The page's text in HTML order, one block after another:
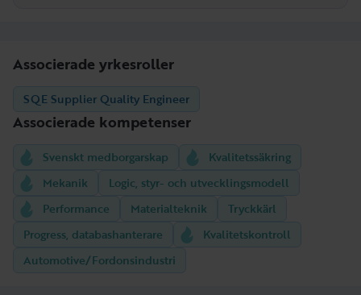
Associerade yrkesroller
SQE Supplier Quality Engineer
Associerade kompetenser
Svenskt medborgarskap
Kvalitetssäkring
Mekanik
Logic, styr- och utvecklingsmodell
Performance
Materialteknik
Tryckkärl
Progress, databashanterare
Kvalitetskontroll
Automotive/Fordonsindustri